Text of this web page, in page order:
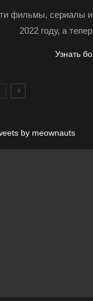
фильмы, сериалы
2022 году, а
Узнать
by meownauts